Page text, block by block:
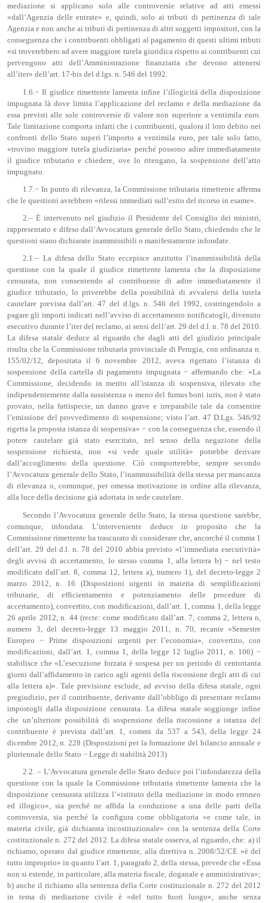
mediazione si applicano solo alle controversie relative ad atti emessi
«dall’Agenzia delle entrate» e, quindi, solo ai tributi di pertinenza di tale
Agenzia e non anche ai tributi di pertinenza di altri soggetti impositori, con la
conseguenza che i contribuenti obbligati al pagamento di questi ultimi tributi
«si troverebbero ad avere maggiore tutela giuridica rispetto ai contribuenti cui
pervengono atti dell’Amministrazione finanziaria che devono attenersi
all’iter» dell’art. 17-bis del d.lgs. n. 546 del 1992.
1.6.− Il giudice rimettente lamenta infine l’illogicità della disposizione
impugnata là dove limita l’applicazione del reclamo e della mediazione da
essa previsti alle sole controversie di valore non superiore a ventimila euro.
Tale limitazione comporta infatti che i contribuenti, qualora il loro debito nei
confronti dello Stato superi l’importo a ventimila euro, per tale solo fatto,
«trovino maggiore tutela giudiziaria» perché possono adire immediatamente
il giudice tributario e chiedere, ove lo ritengano, la sospensione dell’atto
impugnato.
1.7.− In punto di rilevanza, la Commissione tributaria rimettente afferma
che le questioni avrebbero «rilessi immediati sull’esito del ricorso in esame».
2.– È intervenuto nel giudizio il Presidente del Consiglio dei ministri,
rappresentato e difeso dall’Avvocatura generale dello Stato, chiedendo che le
questioni siano dichiarate inammissibili o manifestamente infondate.
2.1.– La difesa dello Stato eccepisce anzitutto l’inammissibilità della
questione con la quale il giudice rimettente lamenta che la disposizione
censurata, non consentendo al contribuente di adire immediatamente il
giudice tributario, lo priverebbe della possibilità di avvalersi della tutela
cautelare prevista dall’art. 47 del d.lgs. n. 546 del 1992, costringendolo a
pagare gli importi indicati nell’avviso di accertamento notificatogli, divenuto
esecutivo durante l’iter del reclamo, ai sensi dell’art. 29 del d.l. n. 78 del 2010.
La difesa statale deduce al riguardo che dagli atti del giudizio principale
risulta che la Commissione tributaria provinciale di Perugia, con ordinanza n.
155/02/12, depositata il 6 novembre 2012, aveva rigettato l’istanza di
sospensione della cartella di pagamento impugnata − affermando che: «La
Commissione, decidendo in merito all’istanza di sospensiva, rilevato che
indipendentemente dalla sussistenza o meno del fumus boni iuris, non è stato
provato, nella fattispecie, un danno grave e irreparabile tale da consentire
l’emissione del provvedimento di sospensione; visto l’art. 47 D.Lgs. 546/92
rigetta la proposta istanza di sospensiva» − con la conseguenza che, essendo il
potere cautelare già stato esercitato, nel senso della negazione della
sospensione richiesta, non «si vede quale utilità» potrebbe derivare
dall’accoglimento della questione. Ciò comporterebbe, sempre secondo
l’Avvocatura generale dello Stato, l’inammissibilità della stessa per mancanza
di rilevanza o, comunque, per omessa motivazione in ordine alla rilevanza,
alla luce della decisione già adottata in sede cautelare.
Secondo l’Avvocatura generale dello Stato, la stessa questione sarebbe,
comunque, infondata. L’interveniente deduce in proposito che la
Commissione rimettente ha trascurato di considerare che, ancorché il comma 1
dell’art. 29 del d.l. n. 78 del 2010 abbia previsto «l’immediata esecutività»
degli avvisi di accertamento, lo stesso comma 1, alla lettera b) − nel testo
modificato dall’art. 8, comma 12, lettera a), numero 1), del decreto-legge 2
marzo 2012, n. 16 (Disposizioni urgenti in materia di semplificazioni
tributarie, di efficientamento e potenziamento delle procedure di
accertamento), convertito, con modificazioni, dall’art. 1, comma 1, della legge
26 aprile 2012, n. 44 (recte: come modificato dall’art. 7, comma 2, lettera n,
numero 3, del decreto-legge 13 maggio 2011, n. 70, recante «Semestre
Europeo − Prime disposizioni urgenti per l’economia», convertito, con
modificazioni, dall’art. 1, comma 1, della legge 12 luglio 2011, n. 106) −
stabilisce che «L’esecuzione forzata è sospesa per un periodo di centottanta
giorni dall’affidamento in carico agli agenti della riscossione degli atti di cui
alla lettera a)». Tale previsione esclude, ad avviso della difesa statale, ogni
pregiudizio, per il contribuente, derivante dall’obbligo di presentare reclamo
impostogli dalla disposizione censurata. La difesa statale soggiunge infine
che un’ulteriore possibilità di sospensione della riscossione a istanza del
contribuente è prevista dall’art. 1, commi da 537 a 543, della legge 24
dicembre 2012, n. 228 (Disposizioni per la formazione del bilancio annuale e
pluriennale dello Stato − Legge di stabilità 2013)
2.2. – L’Avvocatura generale dello Stato deduce poi l’infondatezza della
questione con la quale la Commissione tributaria rimettente lamenta che la
disposizione censurata utilizza l’«istituto della mediazione in modo erroneo
ed illogico», sia perché ne affida la conduzione a una delle parti della
controversia, sia perché la configura come obbligatoria «e come tale, in
materia civile, già dichiarata incostituzionale» con la sentenza della Corte
costituzionale n. 272 del 2012. La difesa statale osserva, al riguardo, che: a) il
richiamo, operato dal giudice rimettente, alla direttiva n. 2008/52/CE «è del
tutto improprio» in quanto l’art. 1, paragrafo 2, della stessa, prevede che «Essa
non si estende, in particolare, alla materia fiscale, doganale e amministrativa»;
b) anche il richiamo alla sentenza della Corte costituzionale n. 272 del 2012
in tema di mediazione civile è «del tutto fuori luogo», anche senza